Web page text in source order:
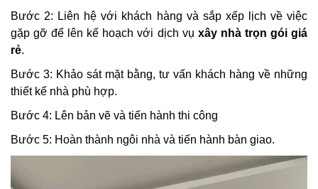
Bước 2: Liên hệ với khách hàng và sắp xếp lịch về việc
gặp gỡ để lên kế hoạch với dịch vụ xây nhà trọn gói giá
rẻ.
Bước 3: Khảo sát mặt bằng, tư vấn khách hàng về những
thiết kế nhà phù hợp.
Bước 4: Lên bản vẽ và tiến hành thi công
Bước 5: Hoàn thành ngôi nhà và tiến hành bàn giao.